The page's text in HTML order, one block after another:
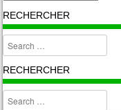
RECHERCHER
Search
RECHERCHER
Search